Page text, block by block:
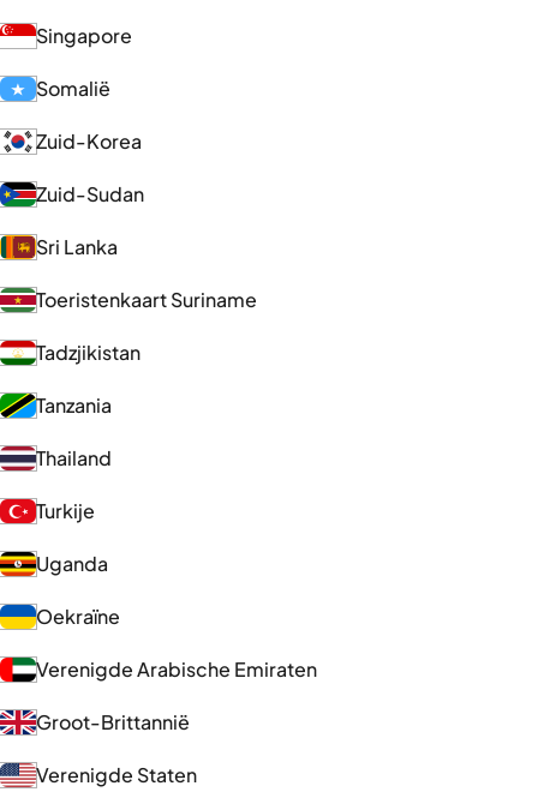
Singapore
Somalië
Zuid-Korea
Zuid-Sudan
Sri Lanka
Toeristenkaart Suriname
Tadzjikistan
Tanzania
Thailand
Turkije
Uganda
Oekraïne
Verenigde Arabische Emiraten
Groot-Brittannië
Verenigde Staten